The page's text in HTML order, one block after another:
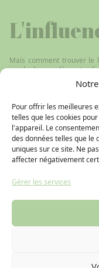
Pour offrir les meilleures
telles que les cookies
l'appareil. Le
des données telles que le
uniques sur ce site. Ne
affecter négativement
Gérer les services
Mais comment trouver le
jungle de compléments
sur le web ? C’est
répertorier les réponses
cystite… Les remèdes
l’homéopathie,
encore les fleurs de Bach.
Copyright © 2026 -